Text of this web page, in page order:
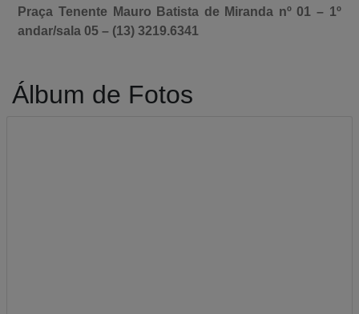
Praça Tenente Mauro Batista de Miranda nº 01 – 1º
andar/sala 05 – (13) 3219.6341
Álbum de Fotos